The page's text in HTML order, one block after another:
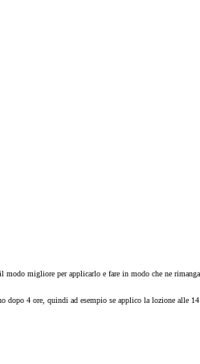
migliore per applicarlo e fare in modo che ne
4 ore, quindi ad esempio se applico la lozione alle